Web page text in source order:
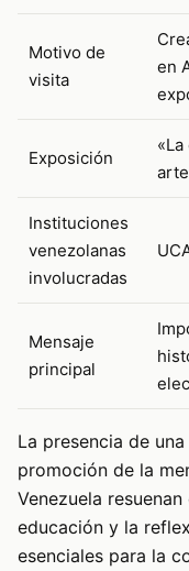
Motivo de
visita
en
Exposición
Instituciones
venezolanas
involucradas
Mensaje
principal
La presencia de
promoción de la
Venezuela
educación y la
esenciales para la